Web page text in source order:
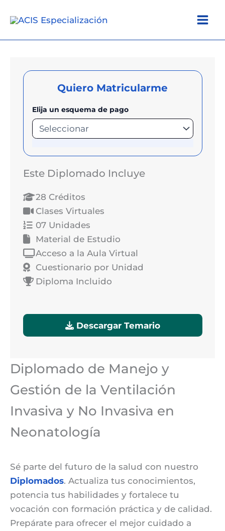
Diplomado de Manejo y
Gestión de la Ventilación
Invasiva y No Invasiva en
Neonatología
Sé parte del futuro de la salud con nuestro
Diplomados. Actualiza tus conocimientos,
potencia tus habilidades y fortalece tu
vocación con formación práctica y de calidad.
Prepárate para ofrecer el mejor cuidado a
Quiero Matricularme
Elija un esquema de pago
Este Diplomado Incluye
28 Créditos
Clases Virtuales
07 Unidades
Material de Estudio
Acceso a la Aula Virtual
Cuestionario por Unidad
Diploma Incluido
Descargar Temario